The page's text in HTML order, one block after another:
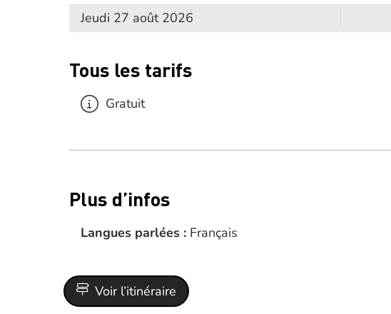
Jeudi 27 août 2026
Tous les tarifs
Gratuit
Plus d’infos
Langues parlées : Français
Voir l’itinéraire